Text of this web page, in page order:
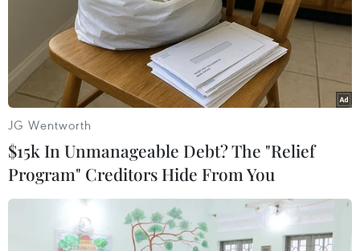
JG Wentworth
$15k In Unmanageable Debt? The "Relief
Program" Creditors Hide From You